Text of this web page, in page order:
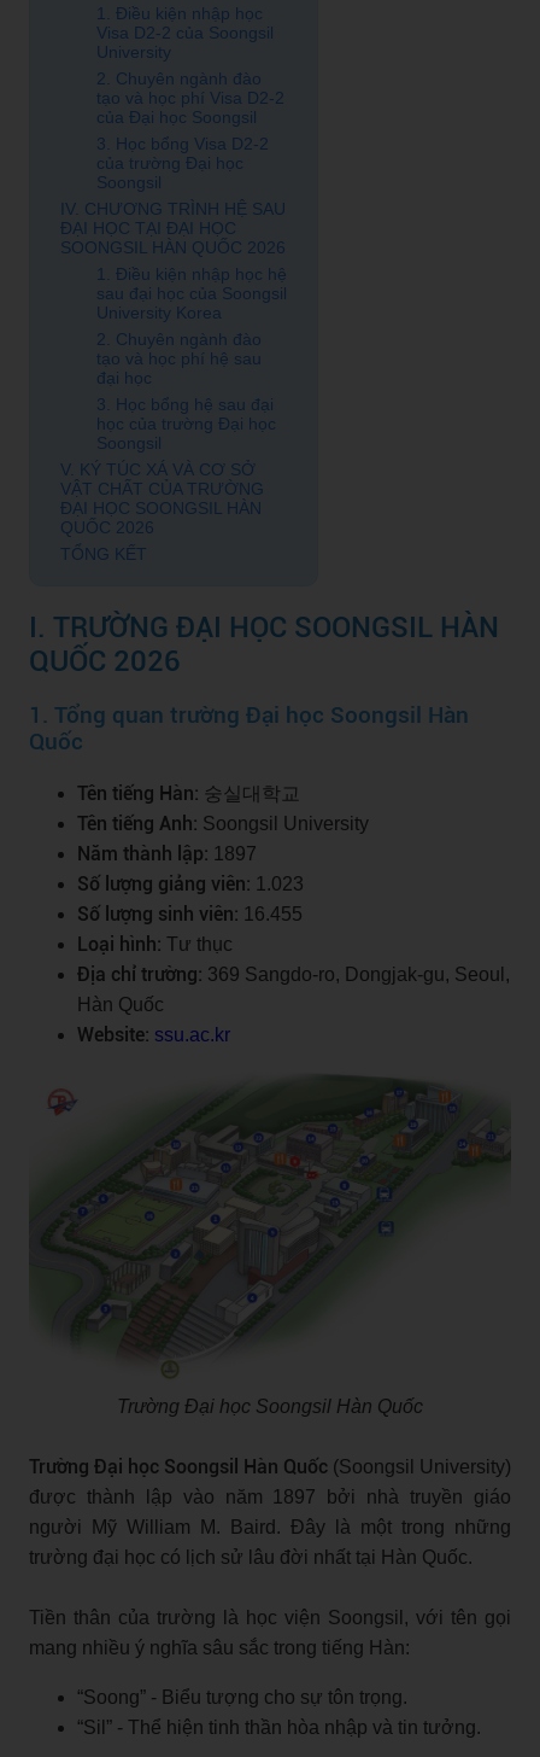
1. Điều kiện nhập học
Visa D2-2 của Soongsil
University
2. Chuyên ngành đào
tạo và học phí Visa D2-2
của Đại học Soongsil
3. Học bổng Visa D2-2
của trường Đại học
Soongsil
IV. CHƯƠNG TRÌNH HỆ SAU
ĐẠI HỌC TẠI ĐẠI HỌC
SOONGSIL HÀN QUỐC 2026
1. Điều kiện nhập học hệ
sau đại học của Soongsil
University Korea
2. Chuyên ngành đào
tạo và học phí hệ sau
đại học
3. Học bổng hệ sau đại
học của trường Đại học
Soongsil
V. KÝ TÚC XÁ VÀ CƠ SỞ
VẬT CHẤT CỦA TRƯỜNG
ĐẠI HỌC SOONGSIL HÀN
QUỐC 2026
TỔNG KẾT
I. TRƯỜNG ĐẠI HỌC SOONGSIL HÀN
QUỐC 2026
1. Tổng quan trường Đại học Soongsil Hàn
Quốc
Tên tiếng Hàn: 숭실대학교
Tên tiếng Anh: Soongsil University
Năm thành lập: 1897
Số lượng giảng viên: 1.023
Số lượng sinh viên: 16.455
Loại hình: Tư thục
Địa chỉ trường: 369 Sangdo-ro, Dongjak-gu, Seoul,
Hàn Quốc
Website: ssu.ac.kr
Trường Đại học Soongsil Hàn Quốc
Trường Đại học Soongsil Hàn Quốc (Soongsil University)
được thành lập vào năm 1897 bởi nhà truyền giáo
người Mỹ William M. Baird. Đây là một trong những
trường đại học có lịch sử lâu đời nhất tại Hàn Quốc.
Tiền thân của trường là học viện Soongsil, với tên gọi
mang nhiều ý nghĩa sâu sắc trong tiếng Hàn:
“Soong” - Biểu tượng cho sự tôn trọng.
“Sil” - Thể hiện tinh thần hòa nhập và tin tưởng.